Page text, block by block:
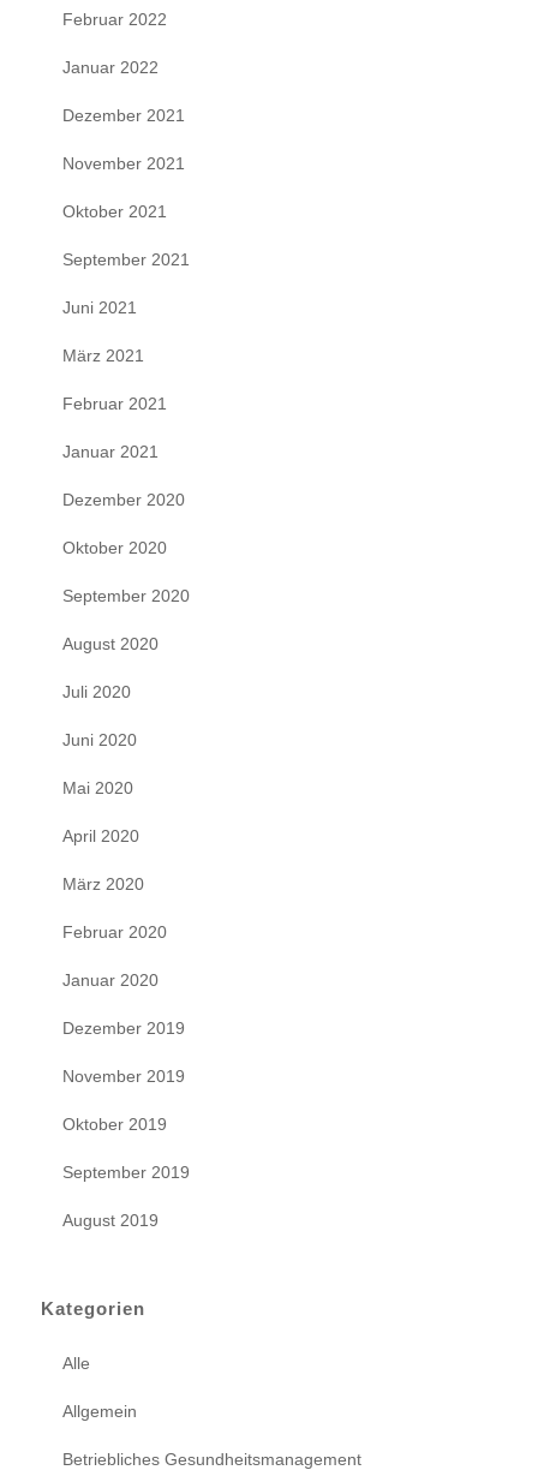
Februar 2022
Januar 2022
Dezember 2021
November 2021
Oktober 2021
September 2021
Juni 2021
März 2021
Februar 2021
Januar 2021
Dezember 2020
Oktober 2020
September 2020
August 2020
Juli 2020
Juni 2020
Mai 2020
April 2020
März 2020
Februar 2020
Januar 2020
Dezember 2019
November 2019
Oktober 2019
September 2019
August 2019
Kategorien
Alle
Allgemein
Betriebliches Gesundheitsmanagement